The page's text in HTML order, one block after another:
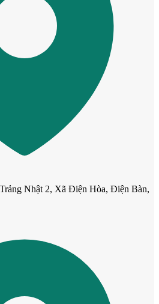
Giá Rẻ
Nhật 2, Xã Điện Hòa, Điện Bàn,